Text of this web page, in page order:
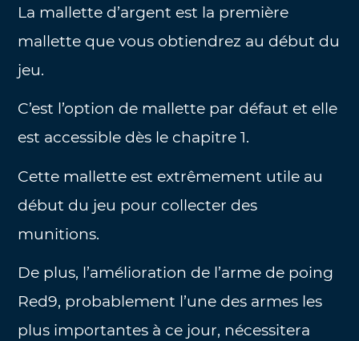
La mallette d’argent est la première
mallette que vous obtiendrez au début du
jeu.
C’est l’option de mallette par défaut et elle
est accessible dès le chapitre 1.
Cette mallette est extrêmement utile au
début du jeu pour collecter des
munitions.
De plus, l’amélioration de l’arme de poing
Red9, probablement l’une des armes les
plus importantes à ce jour, nécessitera